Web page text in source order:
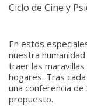
Ciclo de Cine y
En estos
nuestra
traer las
hogares. Tras
una conferencia
propuesto.